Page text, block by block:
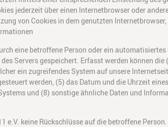
jederzeit über einen Internetbrowser oder
von Cookies in dem genutzten
eine betroffene Person oder ein
Servers gespeichert. Erfasst werden können
ein zugreifendes System auf unsere
werden, (5) das Datum und die Uhrzeit
und (8) sonstige ähnliche Daten und
e.V. keine Rückschlüsse auf die betroffene